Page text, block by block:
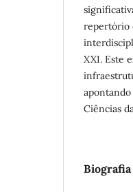
repertório
XXI. Este
Ciências